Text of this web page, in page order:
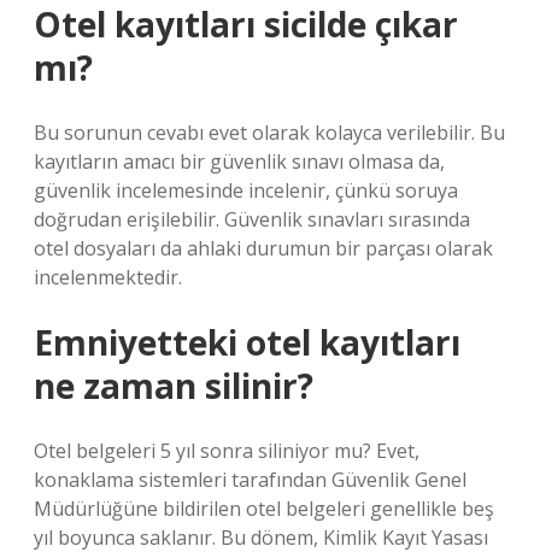
Otel kayıtları sicilde çıkar
mı?
Bu sorunun cevabı evet olarak kolayca verilebilir. Bu
kayıtların amacı bir güvenlik sınavı olmasa da,
güvenlik incelemesinde incelenir, çünkü soruya
doğrudan erişilebilir. Güvenlik sınavları sırasında
otel dosyaları da ahlaki durumun bir parçası olarak
incelenmektedir.
Emniyetteki otel kayıtları
ne zaman silinir?
Otel belgeleri 5 yıl sonra siliniyor mu? Evet,
konaklama sistemleri tarafından Güvenlik Genel
Müdürlüğüne bildirilen otel belgeleri genellikle beş
yıl boyunca saklanır. Bu dönem, Kimlik Kayıt Yasası